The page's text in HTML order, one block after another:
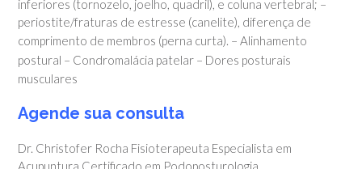
inferiores (tornozelo, joelho, quadril), e coluna vertebral; –
periostite/fraturas de estresse (canelite), diferença de
comprimento de membros (perna curta). – Alinhamento
postural – Condromalácia patelar – Dores posturais
musculares
Agende sua consulta
Dr. Christofer Rocha Fisioterapeuta Especialista em
Acupuntura Certificado em Podoposturologia